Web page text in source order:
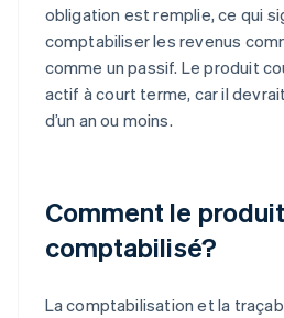
obligation est remplie, ce qui
comptabiliser les revenus
comme un passif. Le produit
actif à court terme, car il
d’un an ou moins.
Comment le
comptabilisé?
La comptabilisation et la